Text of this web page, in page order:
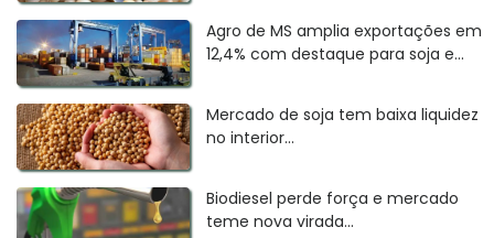
Agro de MS amplia exportações em
12,4% com destaque para soja e...
Mercado de soja tem baixa liquidez
no interior...
Biodiesel perde força e mercado
teme nova virada...